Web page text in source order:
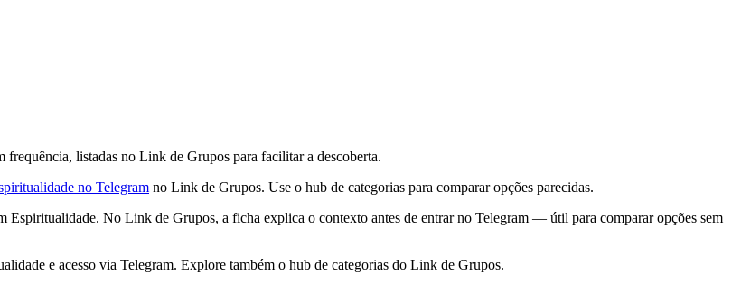
listadas no Link de Grupos para facilitar a descoberta.
no Telegram no Link de Grupos. Use o hub de categorias para comparar opções parecidas.
Espiritualidade. No Link de Grupos, a ficha explica o contexto antes de entrar no Telegram — útil para comparar opções sem
e acesso via Telegram. Explore também o hub de categorias do Link de Grupos.